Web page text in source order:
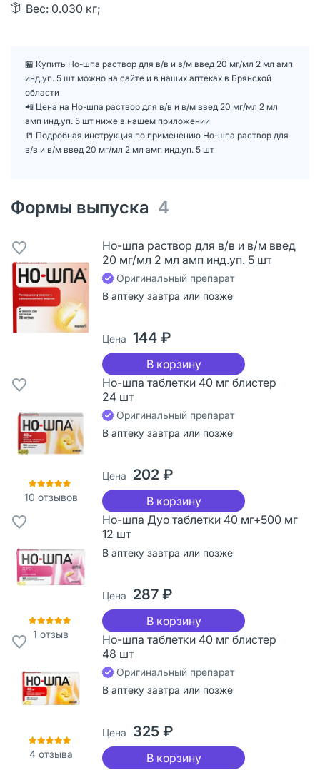
Вес: 0.030 кг;
🏪 Купить Но-шпа раствор для в/в и в/м введ 20 мг/мл 2 мл амп
инд.уп. 5 шт можно на сайте и в наших аптеках в Брянской
области
📲 Цена на Но-шпа раствор для в/в и в/м введ 20 мг/мл 2 мл
амп инд.уп. 5 шт ниже в нашем приложении
📒 Подробная инструкция по применению Но-шпа раствор для
в/в и в/м введ 20 мг/мл 2 мл амп инд.уп. 5 шт
Формы выпуска 4
Но-шпа раствор для в/в и в/м введ
20 мг/мл 2 мл амп инд.уп. 5 шт
Оригинальный препарат
В аптеку завтра или позже
Цена 144 ₽
В корзину
10 отзывов
Но-шпа таблетки 40 мг блистер
24 шт
Оригинальный препарат
В аптеку завтра или позже
Цена 202 ₽
В корзину
1 отзыв
Но-шпа Дуо таблетки 40 мг+500 мг
12 шт
В аптеку завтра или позже
Цена 287 ₽
В корзину
4отзыва
Но-шпа таблетки 40 мг блистер
48 шт
Оригинальный препарат
В аптеку завтра или позже
Цена 325 ₽
В корзину